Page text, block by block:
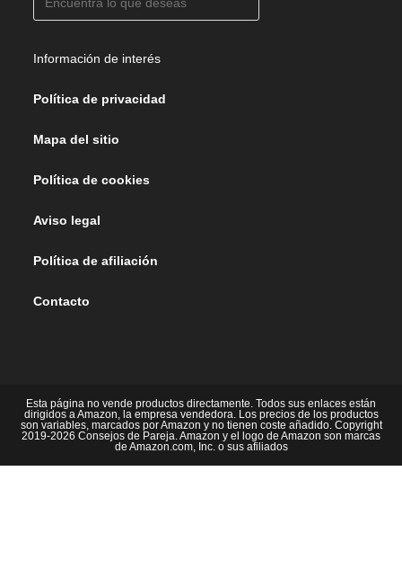
Información de interés
Política de privacidad
Mapa del sitio
Política de cookies
Aviso legal
Política de afiliación
Contacto
Esta página no vende productos directamente. Todos sus enlaces están
dirigidos a Amazon, la empresa vendedora. Los precios de los productos
son variables, marcados por Amazon y no tienen coste añadido. Copyright
2019-2026 Consejos de Pareja. Amazon y el logo de Amazon son marcas
de Amazon.com, Inc. o sus afiliados